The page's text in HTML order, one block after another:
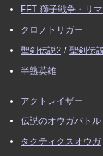
FFT 獅子戦争・リ
クロノトリガー
聖剣伝説2 / 聖剣伝
半熟英雄
アクトレイザー
伝説のオウガバトル
タクティクスオウガ